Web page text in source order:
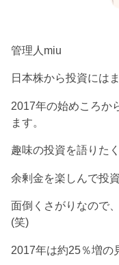
管理人miu
日本株から投資には
2017年の始めころか
ます。
趣味の投資を語りた
余剰金を楽しんで投
面倒くさがりなので
(笑)
2017年は約25％増の